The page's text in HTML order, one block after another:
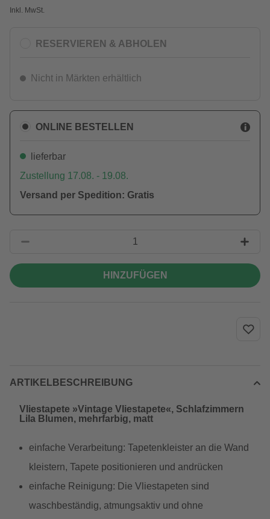
Inkl. MwSt.
RESERVIEREN & ABHOLEN
Nicht in Märkten erhältlich
ONLINE BESTELLEN
lieferbar
Zustellung 17.08. - 19.08.
Versand per Spedition: Gratis
HINZUFÜGEN
ARTIKELBESCHREIBUNG
Vliestapete »Vintage Vliestapete«, Schlafzimmern
Lila Blumen, mehrfarbig, matt
einfache Verarbeitung: Tapetenkleister an die Wand
kleistern, Tapete positionieren und andrücken
einfache Reinigung: Die Vliestapeten sind
waschbeständig, atmungsaktiv und ohne